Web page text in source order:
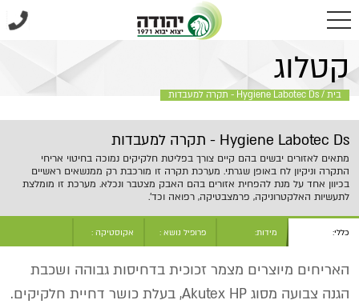
בית
קטלוג
בית / Hygiene Labotec Ds - תקרה למעבדות
Hygiene Labotec Ds - תקרה למעבדות
מתאים לאזורים יבשים בהם קיים צורך בפליטת חלקיקים נמוכה בחיטוי אריחי
התקרה וניקיון לח באופן שגרתי. מערכת תקרה זו מורכבת רק ממנשאים ראשיים
בכיוון אחד על מנת להפחית אזורים בהם האבק מצטבר ונכלא. מערכת זו מומלצת
לתעשיות האלקטרוניקה, פרמצבטיקה, רפואה וכד'.
כללי: מידות: פרופיל נושא : אקוסטיקה :
האריחים מיוצרים מצמר זכוכית בדחיסות גבוהה ושכבת
הגנה צבועה מסוג Akutex HP, בעלת כושר דחיית חלקיקים.